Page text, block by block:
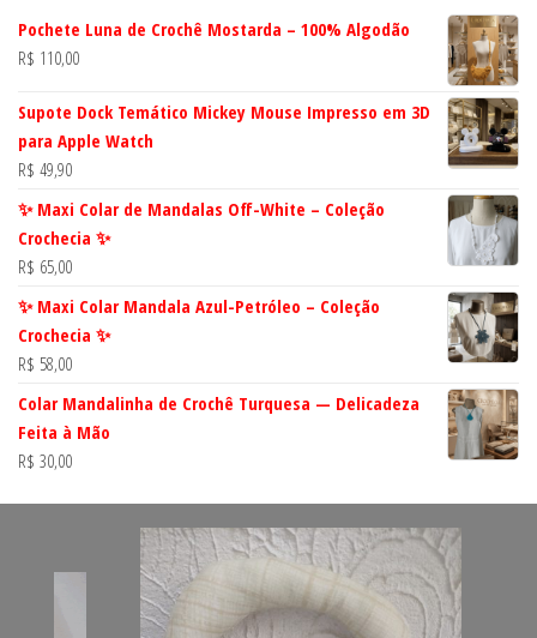
Pochete Luna de Crochê Mostarda – 100% Algodão
R$ 110,00
Supote Dock Temático Mickey Mouse Impresso em 3D
para Apple Watch
R$ 49,90
✨ Maxi Colar de Mandalas Off-White – Coleção
Crochecia ✨
R$ 65,00
✨ Maxi Colar Mandala Azul-Petróleo – Coleção
Crochecia ✨
R$ 58,00
Colar Mandalinha de Crochê Turquesa — Delicadeza
Feita à Mão
R$ 30,00